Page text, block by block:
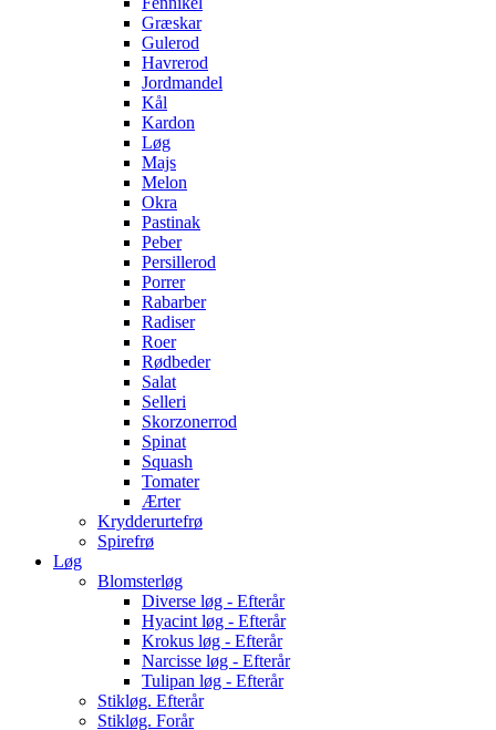
Græskar
Gulerod
Havrerod
Jordmandel
Kål
Kardon
Løg
Majs
Melon
Okra
Pastinak
Peber
Persillerod
Porrer
Rabarber
Radiser
Roer
Rødbeder
Salat
Selleri
Skorzonerrod
Spinat
Squash
Tomater
Ærter
Krydderurtefrø
Spirefrø
Løg
Blomsterløg
Diverse løg - Efterår
Hyacint løg - Efterår
Krokus løg - Efterår
Narcisse løg - Efterår
Tulipan løg - Efterår
Stikløg. Efterår
Stikløg. Forår